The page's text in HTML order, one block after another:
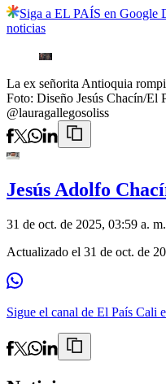
Siga a EL PAÍS en Google
noticias
La ex señorita Antioquia
Foto: Diseño Jesús Chacín/El
@lauragallegosoliss
Jesús Adolfo
31 de oct. de 2025, 03:59 a. m.
Actualizado el 31 de oct. de
Sigue el canal de El País Cali